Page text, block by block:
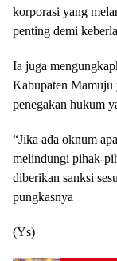
korporasi yang
penting demi
Ia juga
Kabupaten Mamuju
penegakan hukum
“Jika ada oknum
melindungi pihak-
diberikan sanksi
pungkasnya
(Ys)